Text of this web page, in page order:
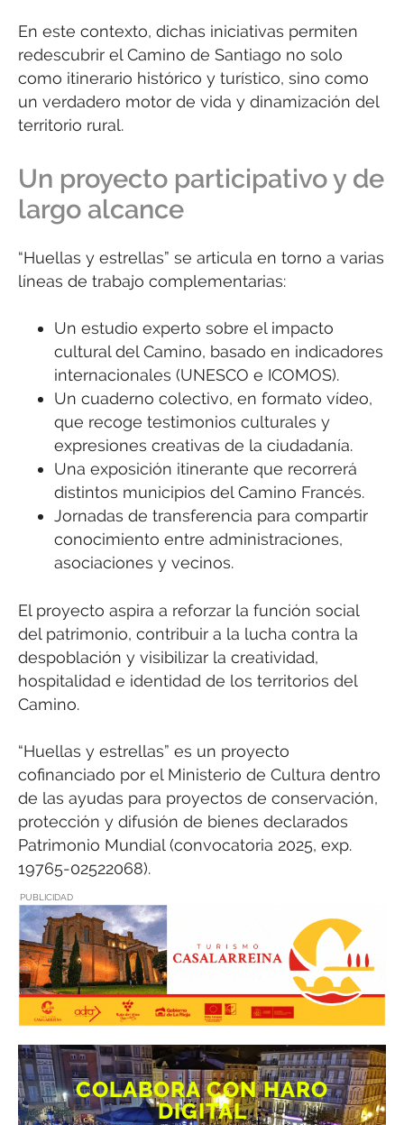
En este contexto, dichas iniciativas permiten
redescubrir el Camino de Santiago no solo
como itinerario histórico y turístico, sino como
un verdadero motor de vida y dinamización del
territorio rural.
Un proyecto participativo y de
largo alcance
“Huellas y estrellas” se articula en torno a varias
líneas de trabajo complementarias:
Un estudio experto sobre el impacto
cultural del Camino, basado en indicadores
internacionales (UNESCO e ICOMOS).
Un cuaderno colectivo, en formato vídeo,
que recoge testimonios culturales y
expresiones creativas de la ciudadanía.
Una exposición itinerante que recorrerá
distintos municipios del Camino Francés.
Jornadas de transferencia para compartir
conocimiento entre administraciones,
asociaciones y vecinos.
El proyecto aspira a reforzar la función social
del patrimonio, contribuir a la lucha contra la
despoblación y visibilizar la creatividad,
hospitalidad e identidad de los territorios del
Camino.
“Huellas y estrellas” es un proyecto
cofinanciado por el Ministerio de Cultura dentro
de las ayudas para proyectos de conservación,
protección y difusión de bienes declarados
Patrimonio Mundial (convocatoria 2025, exp.
19765-02522068).
PUBLICIDAD
COLABORA CON HARO
DIGITAL